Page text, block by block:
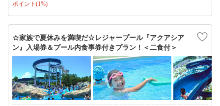
ポイント(1%)
☆家族で夏休みを満喫だ☆レジャープール『アクアシア
ン』入場券＆プール内食事券付きプラン！＜二食付＞